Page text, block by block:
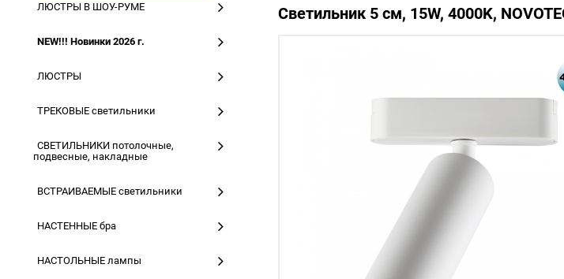
ЛЮСТРЫ В ШОУ-РУМЕ
NEW!!! Новинки 2026 г.
ЛЮСТРЫ
ТРЕКОВЫЕ светильники
СВЕТИЛЬНИКИ потолочные,
подвесные, накладные
ВСТРАИВАЕМЫЕ светильники
НАСТЕННЫЕ бра
НАСТОЛЬНЫЕ лампы
Светильник 5 см, 15W, 4000K,